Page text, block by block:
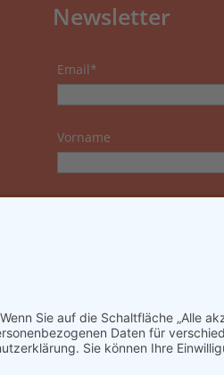
Newsletter
Email*
Vorname